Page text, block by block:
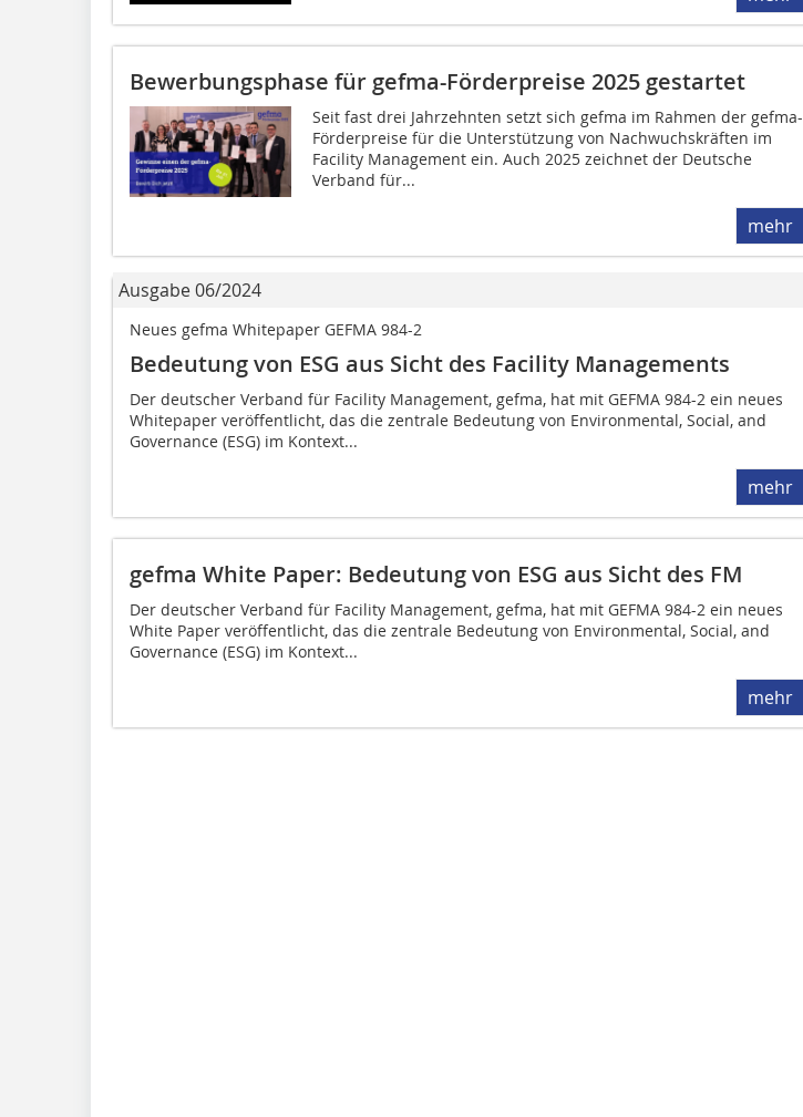
Bewerbungsphase für gefma-Förderpreise 2025 gestartet
Seit fast drei Jahrzehnten setzt sich gefma im Rahmen der gefma-
Förderpreise für die Unterstützung von Nachwuchskräften im
Facility Management ein. Auch 2025 zeichnet der Deutsche
Verband für...
mehr
Ausgabe 06/2024
Neues gefma Whitepaper GEFMA 984-2
Bedeutung von ESG aus Sicht des Facility Managements
Der deutscher Verband für Facility Management, gefma, hat mit GEFMA 984-2 ein neues
Whitepaper veröffentlicht, das die zentrale Bedeutung von Environmental, Social, and
Governance (ESG) im Kontext...
mehr
gefma White Paper: Bedeutung von ESG aus Sicht des FM
Der deutscher Verband für Facility Management, gefma, hat mit GEFMA 984-2 ein neues
White Paper veröffentlicht, das die zentrale Bedeutung von Environmental, Social, and
Governance (ESG) im Kontext...
mehr